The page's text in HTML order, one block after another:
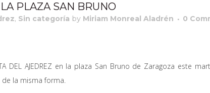
PLAZA SAN BRUNO
, Sin categoría by Miriam Monreal Aladrén 0
DEL AJEDREZ en la plaza San Bruno de Zaragoza este
la misma forma.